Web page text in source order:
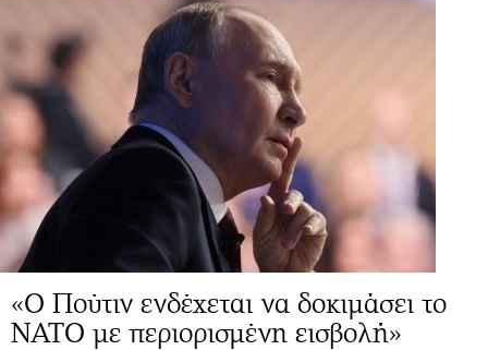
«Ο Πούτιν ενδέχεται να δοκιμάσει το
ΝΑΤΟ με περιορισμένη εισβολή»